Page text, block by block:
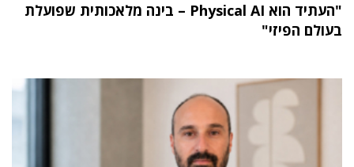
"העתיד הוא Physical AI – בינה מלאכותית שפועלת
בעולם הפיזי"